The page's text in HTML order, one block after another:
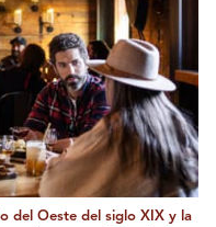
del Oeste del siglo XIX y la